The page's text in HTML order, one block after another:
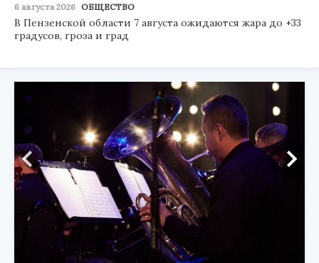
6 августа 2026 ОБЩЕСТВО
В Пензенской области 7 августа ожидаются жара до +33
градусов, гроза и град